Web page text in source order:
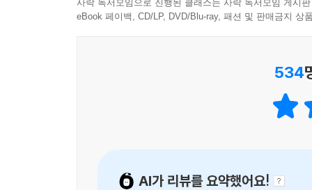
사락 독서모임으로 진행된 클래스는 사락 독서모임 게시
eBook 페이백, CD/LP, DVD/Blu-ray, 패션 및 판매금지 상
534
AI가 리뷰를 요약했어요!